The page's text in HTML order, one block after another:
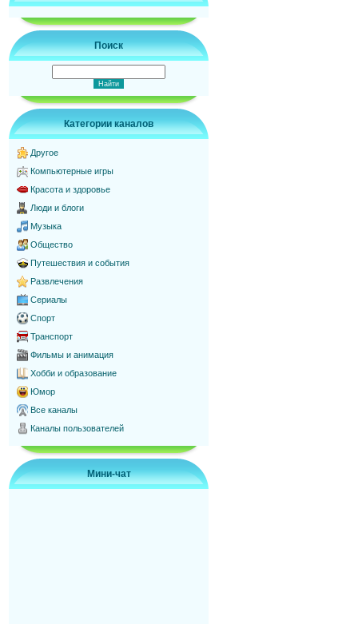
Поиск
Категории каналов
Другое
Компьютерные игры
Красота и здоровье
Люди и блоги
Музыка
Общество
Путешествия и события
Развлечения
Сериалы
Спорт
Транспорт
Фильмы и анимация
Хобби и образование
Юмор
Все каналы
Каналы пользователей
Мини-чат